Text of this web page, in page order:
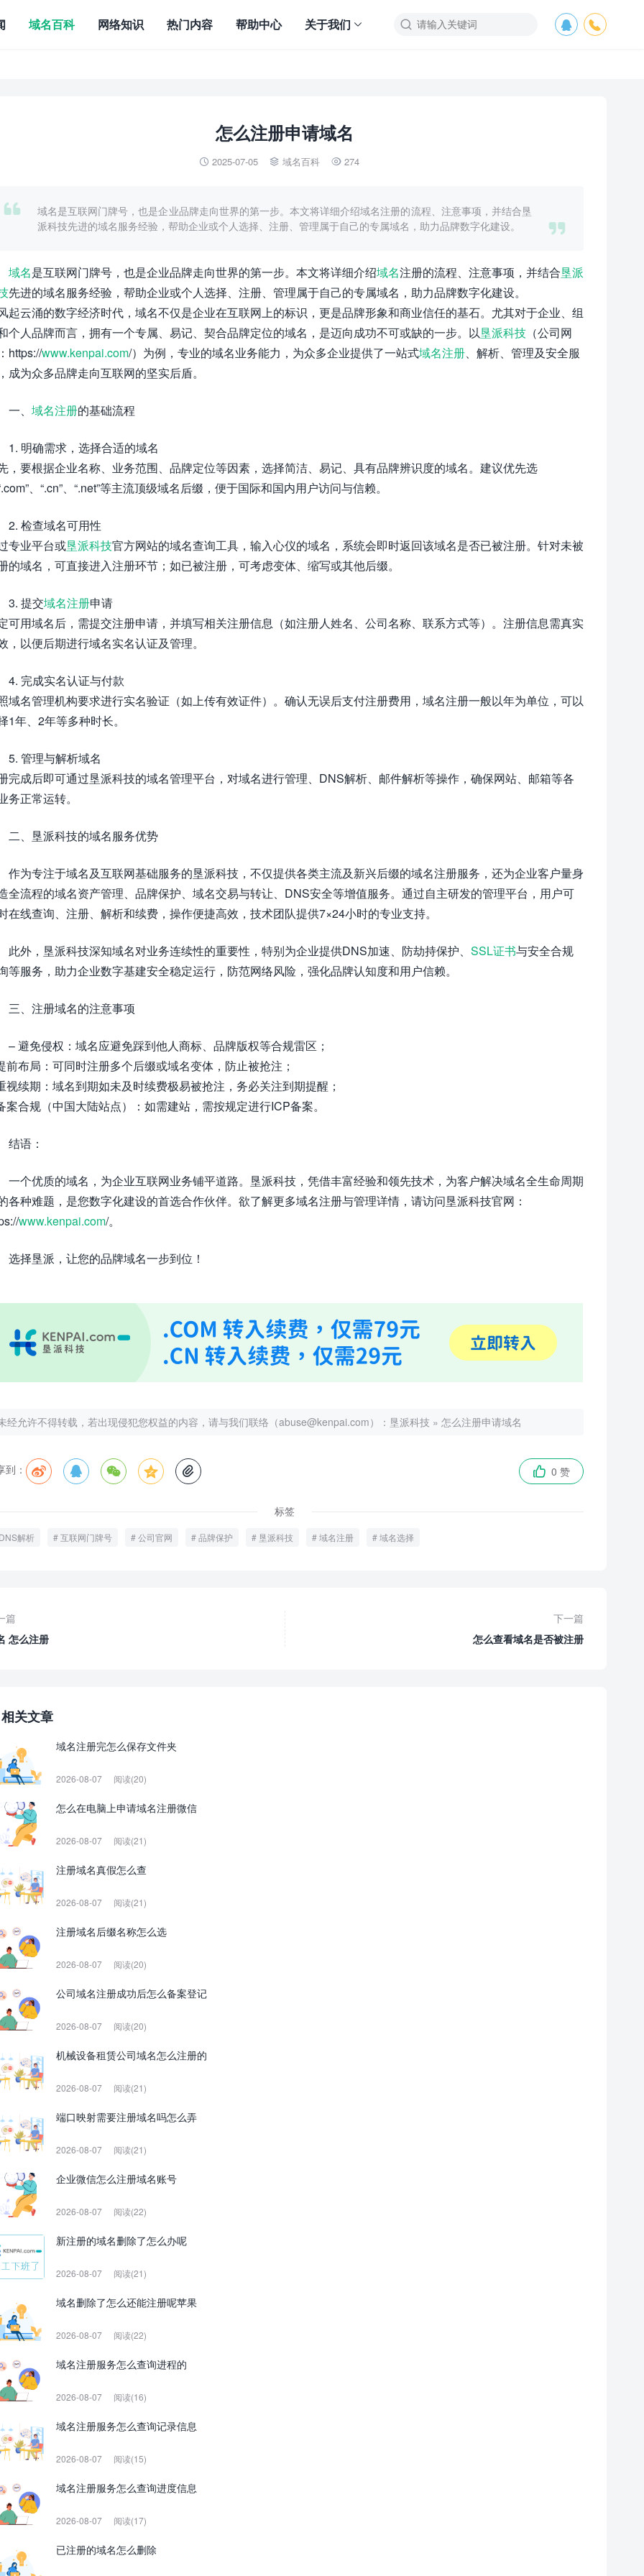
 

域名百科 网络知识 热门内容 帮助中心 关于我们
怎么注册申请域名
 2025-07-05  域名百科  274


域名是互联网门牌号，也是企业品牌走向世界的第一步。本文将详细介绍域名注册的流程、注意事项，并结合垦
派科技先进的域名服务经验，帮助企业或个人选择、注册、管理属于自己的专属域名，助力品牌数字化建设。
域名是互联网门牌号，也是企业品牌走向世界的第一步。本文将详细介绍域名注册的流程、注意事项，并结合垦派
先进的域名服务经验，帮助企业或个人选择、注册、管理属于自己的专属域名，助力品牌数字化建设。
起云涌的数字经济时代，域名不仅是企业在互联网上的标识，更是品牌形象和商业信任的基石。尤其对于企业、组
个人品牌而言，拥有一个专属、易记、契合品牌定位的域名，是迈向成功不可或缺的一步。以垦派科技 （公司网
https://www.kenpai.com/）为例，专业的域名业务能力，为众多企业提供了一站式域名注册、解析、管理及安全服
成为众多品牌走向互联网的坚实后盾。
一、 域名注册的基础流程
1. 明确需求，选择合适的域名
，要根据企业名称、业务范围、品牌定位等因素，选择简洁、易记、具有品牌辨识度的域名。建议优先选
、“.cn”、“.net”等主流顶级域名后缀，便于国际和国内用户访问与信赖。
2. 检查域名可用性
专业平台或垦派科技官方网站的域名查询工具，输入心仪的域名，系统会即时返回该域名是否已被注册。针对未被
的域名，可直接进入注册环节；如已被注册，可考虑变体、缩写或其他后缀。
3. 提交域名注册申请
可用域名后，需提交注册申请，并填写相关注册信息（如注册人姓名、公司名称、联系方式等）。注册信息需真实
，以便后期进行域名实名认证及管理。
4. 完成实名认证与付款
域名管理机构要求进行实名验证（如上传有效证件）。确认无误后支付注册费用，域名注册一般以年为单位，可以
1年、2年等多种时长。
5. 管理与解析域名
完成后即可通过垦派科技的域名管理平台，对域名进行管理、DNS解析、邮件解析等操作，确保网站、邮箱等各
务正常运转。
二、垦派科技的域名服务优势
作为专注于域名及互联网基础服务的垦派科技，不仅提供各类主流及新兴后缀的域名注册服务，还为企业客户量身
全流程的域名资产管理、品牌保护、域名交易与转让、DNS安全等增值服务。通过自主研发的管理平台，用户可
在线查询、注册、解析和续费，操作便捷高效，技术团队提供7×24小时的专业支持。
此外，垦派科技深知域名对业务连续性的重要性，特别为企业提供DNS加速、防劫持保护、 SSL证书与安全合规
等服务，助力企业数字基建安全稳定运行，防范网络风险，强化品牌认知度和用户信赖。
三、注册域名的注意事项
– 避免侵权：域名应避免踩到他人商标、品牌版权等合规雷区；
前布局：可同时注册多个后缀或域名变体，防止被抢注；
视续期：域名到期如未及时续费极易被抢注，务必关注到期提醒；
案合规（中国大陆站点）：如需建站，需按规定进行ICP备案。
结语：
一个优质的域名，为企业互联网业务铺平道路。垦派科技，凭借丰富经验和领先技术，为客户解决域名全生命周期
各种难题，是您数字化建设的首选合作伙伴。欲了解更多域名注册与管理详情，请访问垦派科技官网：
www.kenpai.com/。
选择垦派，让您的品牌域名一步到位！
经允许不得转载，若出现侵犯您权益的内容，请与我们联络（abuse@kenpai.com）： 垦派科技 » 怎么注册申请域名
到：       0 赞
标签
解析 互联网门牌号 公司官网 品牌保护 垦派科技 域名注册 域名选择
篇
怎么注册
下一篇
怎么查看域名是否被注册
相关文章
域名注册完怎么保存文件夹
2026-08-07 阅读(20)
怎么在电脑上申请域名注册微信
2026-08-07 阅读(21)
注册域名真假怎么查
2026-08-07 阅读(21)
注册域名后缀名称怎么选
2026-08-07 阅读(20)
公司域名注册成功后怎么备案登记
2026-08-07 阅读(20)
机械设备租赁公司域名怎么注册的
2026-08-07 阅读(21)
端口映射需要注册域名吗怎么弄
2026-08-07 阅读(21)
企业微信怎么注册域名账号
2026-08-07 阅读(22)
新注册的域名删除了怎么办呢
2026-08-07 阅读(21)
域名删除了怎么还能注册呢苹果
2026-08-07 阅读(22)
域名注册服务怎么查询进程的
2026-08-07 阅读(16)
域名注册服务怎么查询记录信息
2026-08-07 阅读(15)
域名注册服务怎么查询进度信息
2026-08-07 阅读(17)
已注册的域名怎么删除